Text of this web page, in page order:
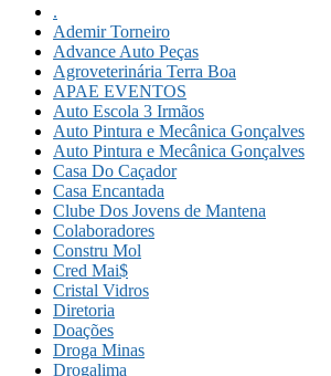
.
Ademir Torneiro
Advance Auto Peças
Agroveterinária Terra Boa
APAE EVENTOS
Auto Escola 3 Irmãos
Auto Pintura e Mecânica Gonçalves
Auto Pintura e Mecânica Gonçalves
Casa Do Caçador
Casa Encantada
Clube Dos Jovens de Mantena
Colaboradores
Constru Mol
Cred Mai$
Cristal Vidros
Diretoria
Doações
Droga Minas
Drogalima